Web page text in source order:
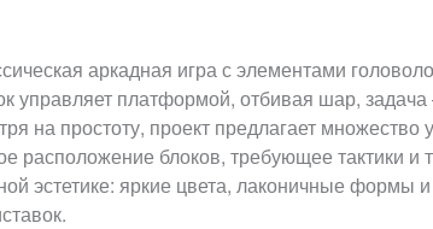
аркадная игра с элементами
управляет платформой, отбивая шар,
на простоту, проект предлагает
расположение блоков, требующее тактики и
эстетике: яркие цвета, лаконичные формы